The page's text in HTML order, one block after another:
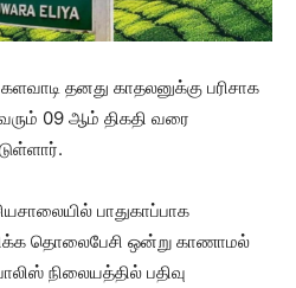
தனது காதலனுக்கு பரிசாக
09 ஆம் திகதி வரை
பாதுகாப்பாக
தொலைபேசி ஒன்று காணாமல்
நிலையத்தில் பதிவு